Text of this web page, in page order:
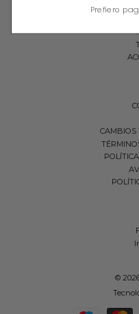
CAMBIOS
©
Prefiero